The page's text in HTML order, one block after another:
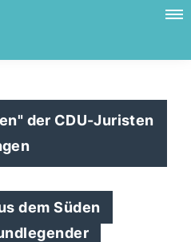
der CDU-Juristen
dem Süden